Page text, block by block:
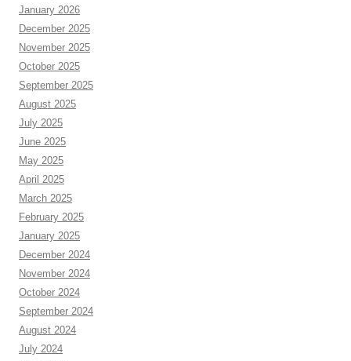
January 2026
December 2025
November 2025
October 2025
September 2025
August 2025
July 2025
June 2025
May 2025
April 2025
March 2025
February 2025
January 2025
December 2024
November 2024
October 2024
September 2024
August 2024
July 2024